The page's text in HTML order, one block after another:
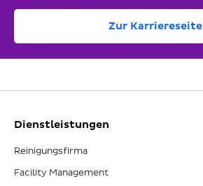
Zur Karriereseite
Dienstleistungen
Reinigungsfirma
Facility Management